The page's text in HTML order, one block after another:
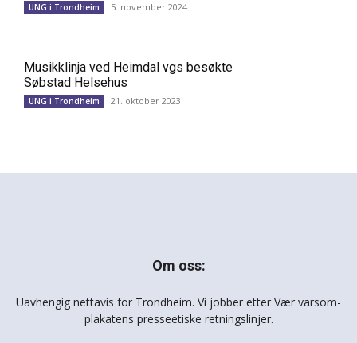
UNG i Trondheim 5. november 2024
Musikklinja ved Heimdal vgs besøkte
Søbstad Helsehus
UNG i Trondheim 21. oktober 2023
Om oss:
Uavhengig nettavis for Trondheim. Vi jobber etter Vær varsom-
plakatens presseetiske retningslinjer.